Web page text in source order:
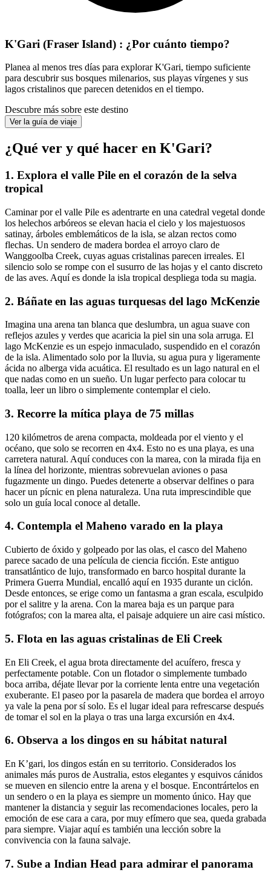
K'Gari (Fraser Island) : ¿Por cuánto tiempo?
Planea al menos tres días para explorar K'Gari, tiempo suficiente
para descubrir sus bosques milenarios, sus playas vírgenes y sus
lagos cristalinos que parecen detenidos en el tiempo.
Descubre más sobre este destino
Ver la guía de viaje
¿Qué ver y qué hacer en K'Gari?
1. Explora el valle Pile en el corazón de la selva
tropical
Caminar por el valle Pile es adentrarte en una catedral vegetal donde
los helechos arbóreos se elevan hacia el cielo y los majestuosos
satinay, árboles emblemáticos de la isla, se alzan rectos como
flechas. Un sendero de madera bordea el arroyo claro de
Wanggoolba Creek, cuyas aguas cristalinas parecen irreales. El
silencio solo se rompe con el susurro de las hojas y el canto discreto
de las aves. Aquí es donde la isla tropical despliega toda su magia.
2. Báñate en las aguas turquesas del lago McKenzie
Imagina una arena tan blanca que deslumbra, un agua suave con
reflejos azules y verdes que acaricia la piel sin una sola arruga. El
lago McKenzie es un espejo inmaculado, suspendido en el corazón
de la isla. Alimentado solo por la lluvia, su agua pura y ligeramente
ácida no alberga vida acuática. El resultado es un lago natural en el
que nadas como en un sueño. Un lugar perfecto para colocar tu
toalla, leer un libro o simplemente contemplar el cielo.
3. Recorre la mítica playa de 75 millas
120 kilómetros de arena compacta, moldeada por el viento y el
océano, que solo se recorren en 4x4. Esto no es una playa, es una
carretera natural. Aquí conduces con la marea, con la mirada fija en
la línea del horizonte, mientras sobrevuelan aviones o pasa
fugazmente un dingo. Puedes detenerte a observar delfines o para
hacer un pícnic en plena naturaleza. Una ruta imprescindible que
solo un guía local conoce al detalle.
4. Contempla el Maheno varado en la playa
Cubierto de óxido y golpeado por las olas, el casco del Maheno
parece sacado de una película de ciencia ficción. Este antiguo
transatlántico de lujo, transformado en barco hospital durante la
Primera Guerra Mundial, encalló aquí en 1935 durante un ciclón.
Desde entonces, se erige como un fantasma a gran escala, esculpido
por el salitre y la arena. Con la marea baja es un parque para
fotógrafos; con la marea alta, el paisaje adquiere un aire casi místico.
5. Flota en las aguas cristalinas de Eli Creek
En Eli Creek, el agua brota directamente del acuífero, fresca y
perfectamente potable. Con un flotador o simplemente tumbado
boca arriba, déjate llevar por la corriente lenta entre una vegetación
exuberante. El paseo por la pasarela de madera que bordea el arroyo
ya vale la pena por sí solo. Es el lugar ideal para refrescarse después
de tomar el sol en la playa o tras una larga excursión en 4x4.
6. Observa a los dingos en su hábitat natural
En K’gari, los dingos están en su territorio. Considerados los
animales más puros de Australia, estos elegantes y esquivos cánidos
se mueven en silencio entre la arena y el bosque. Encontrártelos en
un sendero o en la playa es siempre un momento único. Hay que
mantener la distancia y seguir las recomendaciones locales, pero la
emoción de ese cara a cara, por muy efímero que sea, queda grabada
para siempre. Viajar aquí es también una lección sobre la
convivencia con la fauna salvaje.
7. Sube a Indian Head para admirar el panorama